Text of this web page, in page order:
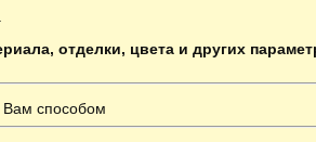
отделки, цвета и других
способом